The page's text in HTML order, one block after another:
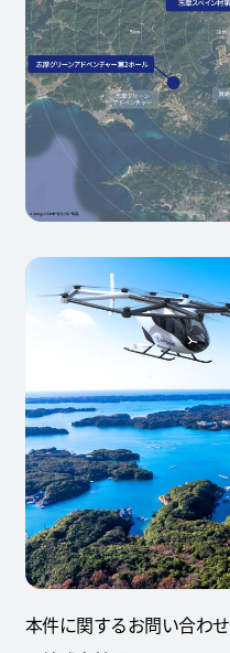
本件に関するお問い合わせ